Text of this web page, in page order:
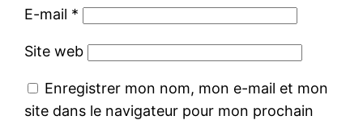
E-mail *
Site web
Enregistrer mon nom, mon e-mail et mon
site dans le navigateur pour mon prochain